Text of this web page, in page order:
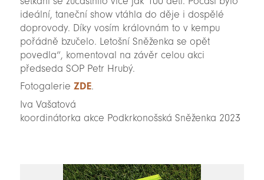
ideální, taneční show vtáhla do děje i dospělé
doprovody. Díky vosím královnám to v kempu
pořádně bzučelo. Letošní Sněženka se opět
povedla“, komentoval na závěr celou akci
předseda SOP Petr Hrubý.
Fotogalerie ZDE.
Iva Vašatová
koordinátorka akce Podkrkonošská Sněženka 2023